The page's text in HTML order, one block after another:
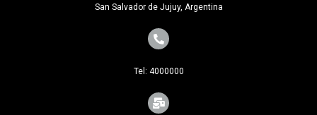
San Salvador de Jujuy, Argentina
Tel: 4000000